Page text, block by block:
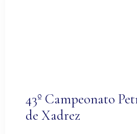
43º Campeonato
de Xadrez